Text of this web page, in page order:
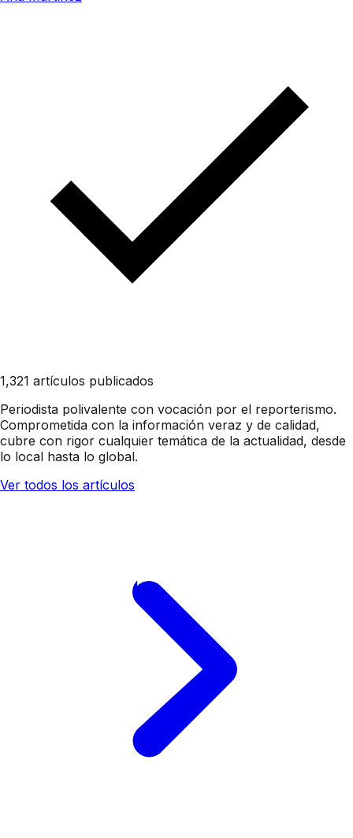
1,321 artículos publicados
Periodista polivalente con vocación por el reporterismo.
Comprometida con la información veraz y de calidad,
cubre con rigor cualquier temática de la actualidad, desde
lo local hasta lo global.
Ver todos los artículos